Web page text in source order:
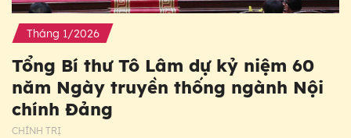
Tháng 1/2026
Tổng Bí thư Tô Lâm dự kỷ niệm 60
năm Ngày truyền thống ngành Nội
chính Đảng
CHÍNH TRỊ